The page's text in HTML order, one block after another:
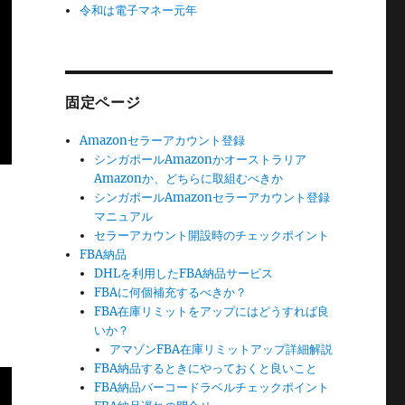
令和は電子マネー元年
固定ページ
Amazonセラーアカウント登録
シンガポールAmazonかオーストラリア
Amazonか、どちらに取組むべきか
シンガポールAmazonセラーアカウント登録
マニュアル
セラーアカウント開設時のチェックポイント
FBA納品
DHLを利用したFBA納品サービス
FBAに何個補充するべきか？
FBA在庫リミットをアップにはどうすれば良
いか？
アマゾンFBA在庫リミットアップ詳細解説
FBA納品するときにやっておくと良いこと
FBA納品バーコードラベルチェックポイント